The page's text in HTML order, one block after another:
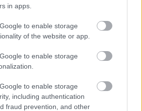
in apps.
to enable storage
of the website or app.
to enable storage
to enable storage
including authentication
fraud prevention, and other
τιμήν του Ισίδωρου Κούβελου
ομάδων
τις διεθνείς μας στο τουρνουά του